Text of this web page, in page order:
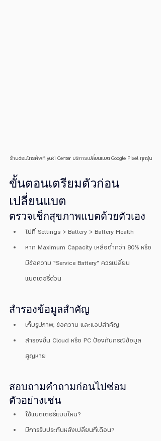
ร้านซ่อมโทรศัพท์ yuki Center บริการเปลี่ยนแบต Google PIxel ทุกรุ่น
ขั้นตอนเตรียมตัวก่อน
เปลี่ยนแบต
ตรวจเช็กสุขภาพแบตด้วยตัวเอง
ไปที่ Settings > Battery > Battery Health
หาก Maximum Capacity เหลือต่ำกว่า 80% หรือ
มีข้อความ “Service Battery” ควรเปลี่ยน
แบตเตอรี่ด่วน
สำรองข้อมูลสำคัญ
เก็บรูปภาพ, ข้อความ และแอปสำคัญ
สำรองขึ้น Cloud หรือ PC ป้องกันกรณีข้อมูล
สูญหาย
สอบถามคำถามก่อนไปซ่อม
ตัวอย่างเช่น
ใช้แบตเตอรี่แบบไหน?
มีการรับประกันหลังเปลี่ยนกี่เดือน?